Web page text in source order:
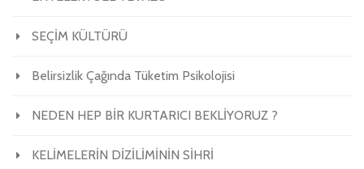
SEÇİM KÜLTÜRÜ
Belirsizlik Çağında Tüketim Psikolojisi
NEDEN HEP BİR KURTARICI BEKLİYORUZ ?
KELİMELERİN DİZİLİMİNİN SİHRİ